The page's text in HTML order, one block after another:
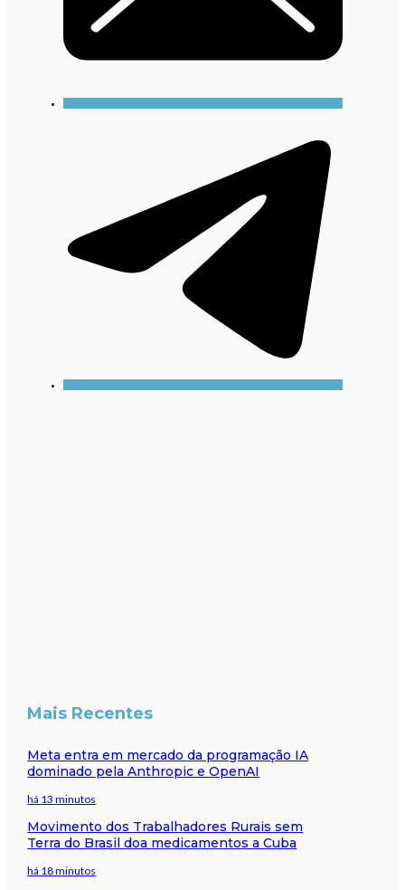
Mais Recentes
Meta entra em mercado da programação IA
dominado pela Anthropic e OpenAI
há 13 minutos
Movimento dos Trabalhadores Rurais sem
Terra do Brasil doa medicamentos a Cuba
há 18 minutos